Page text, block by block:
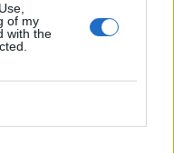
of my
with the
Lietuvos